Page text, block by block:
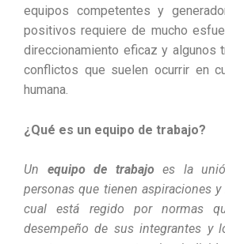
equipos competentes y
positivos requiere de mucho
direccionamiento eficaz y algunos
conflictos que suelen ocurrir en
humana.
¿Qué es un equipo de trabajo?
Un equipo de trabajo es la
personas que tienen aspiraciones
cual está regido por normas
desempeño de sus integrantes y